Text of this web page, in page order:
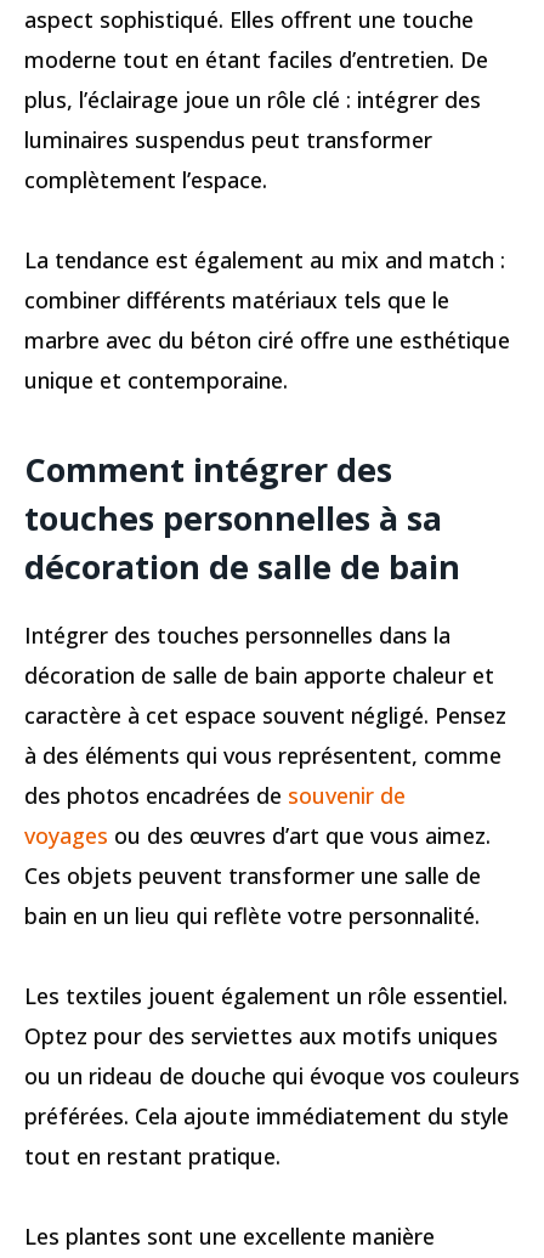
aspect sophistiqué. Elles offrent une touche
moderne tout en étant faciles d’entretien. De
plus, l’éclairage joue un rôle clé : intégrer des
luminaires suspendus peut transformer
complètement l’espace.
La tendance est également au mix and match :
combiner différents matériaux tels que le
marbre avec du béton ciré offre une esthétique
unique et contemporaine.
Comment intégrer des
touches personnelles à sa
décoration de salle de bain
Intégrer des touches personnelles dans la
décoration de salle de bain apporte chaleur et
caractère à cet espace souvent négligé. Pensez
à des éléments qui vous représentent, comme
des photos encadrées de souvenir de
voyages ou des œuvres d’art que vous aimez.
Ces objets peuvent transformer une salle de
bain en un lieu qui reflète votre personnalité.
Les textiles jouent également un rôle essentiel.
Optez pour des serviettes aux motifs uniques
ou un rideau de douche qui évoque vos couleurs
préférées. Cela ajoute immédiatement du style
tout en restant pratique.
Les plantes sont une excellente manière